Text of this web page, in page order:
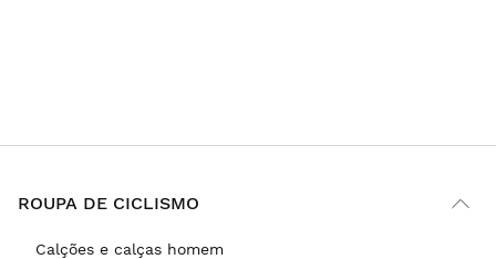
ROUPA DE CICLISMO
Calções e calças homem